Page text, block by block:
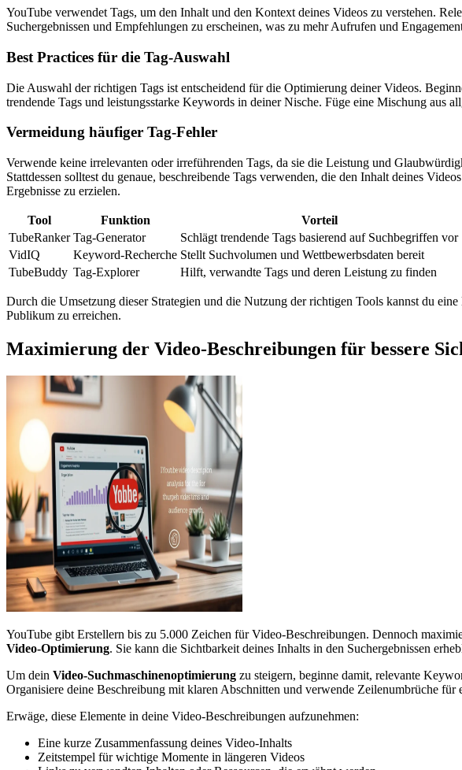
YouTube verwendet Tags, um den Inhalt und den Kontext deines Videos zu verstehen.
Suchergebnissen und Empfehlungen zu erscheinen, was zu mehr Aufrufen und
Best Practices für die Tag-Auswahl
Die Auswahl der richtigen Tags ist entscheidend für die Optimierung deiner Videos.
trendende Tags und leistungsstarke Keywords in deiner Nische. Füge eine Mischung aus
Vermeidung häufiger Tag-Fehler
Verwende keine irrelevanten oder irreführenden Tags, da sie die Leistung und
Stattdessen solltest du genaue, beschreibende Tags verwenden, die den Inhalt deines
Ergebnisse zu erzielen.
Tool Funktion
Vorteil
TubeRanker Tag-Generator
Schlägt trendende Tags basierend auf Suchbegriffen vor
VidIQ
Keyword-Recherche Stellt Suchvolumen und Wettbewerbsdaten bereit
TubeBuddy Tag-Explorer Hilft, verwandte Tags und deren Leistung zu finden
Durch die Umsetzung dieser Strategien und die Nutzung der richtigen Tools kannst du
Publikum zu erreichen.
Maximierung der Video-Beschreibungen für bessere
YouTube gibt Erstellern bis zu 5.000 Zeichen für Video-Beschreibungen. Dennoch
Video-Optimierung. Sie kann die Sichtbarkeit deines Inhalts in den Suchergebnissen
Um dein Video-Suchmaschinenoptimierung zu steigern, beginne damit, relevante
Organisiere deine Beschreibung mit klaren Abschnitten und verwende Zeilenumbrüche für
Erwäge, diese Elemente in deine Video-Beschreibungen aufzunehmen:
Eine kurze Zusammenfassung deines Video-Inhalts
Zeitstempel für wichtige Momente in längeren Videos